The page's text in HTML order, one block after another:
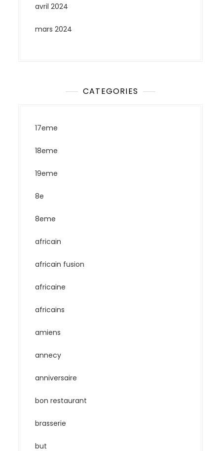
avril 2024
mars 2024
CATEGORIES
17eme
18eme
19eme
8e
8eme
africain
africain fusion
africaine
africains
amiens
annecy
anniversaire
bon restaurant
brasserie
but